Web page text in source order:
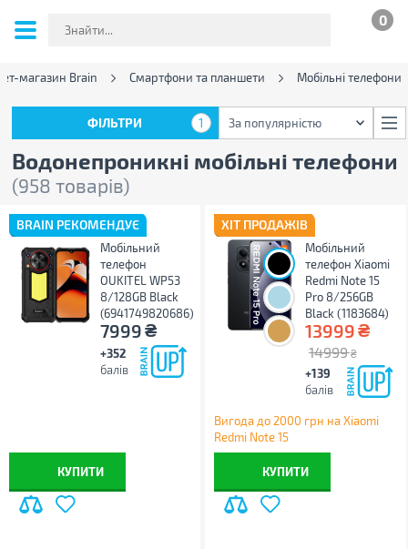
0
магазин Brain Смартфони та планшети Мобільні телефони
Водонепроникні мобільні телефони
(958 товарів)
ФІЛЬТРИ 1 За популярністю
BRAIN РЕКОМЕНДУЄ
Мобільний
телефон
OUKITEL WP53
8/128GB Black
(6941749820686)
7999₴
+352
балів
КУПИТИ
ХІТ ПРОДАЖІВ
Мобільний
телефон Xiaomi
Redmi Note 15
Pro 8/256GB
Black (1183684)
13999₴
14999 ₴
+139
балів
Вигода до 2000 грн на Xiaomi
Redmi Note 15
КУПИТИ
ФІЛЬТРИ 1 За популярністю